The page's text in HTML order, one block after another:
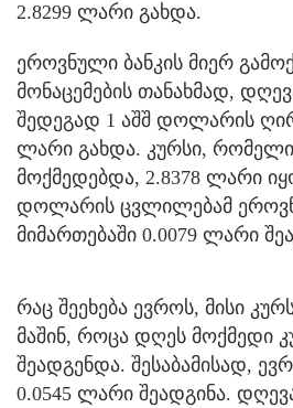
2.8299 ლარი გახდა.
ეროვნული ბანკის მიერ
მონაცემების თანახმად,
შედეგად 1 აშშ დოლარის
ლარი გახდა. კურსი,
მოქმედებდა, 2.8378 ლარი
დოლარის ცვლილებამ
მიმართებაში 0.0079 ლარი
რაც შეეხება ევროს, მისი
მაშინ, როცა დღეს მოქმედი
შეადგენდა. შესაბამისად,
0.0545 ლარი შეადგინა.